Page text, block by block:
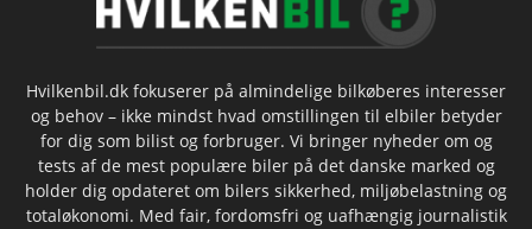
Hvilkenbil.dk fokuserer på almindelige bilkøberes interesser
og behov – ikke mindst hvad omstillingen til elbiler betyder
for dig som bilist og forbruger. Vi bringer nyheder om og
tests af de mest populære biler på det danske marked og
holder dig opdateret om bilers sikkerhed, miljøbelastning og
totaløkonomi. Med fair, fordomsfri og uafhængig journalistik